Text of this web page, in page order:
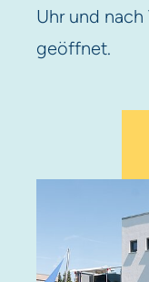
Uhr und
geöffnet.